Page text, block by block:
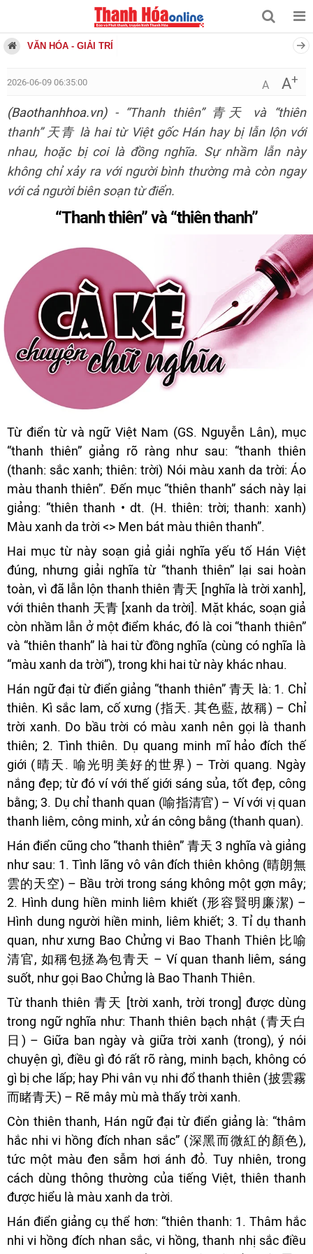
VĂN HÓA - GIẢI TRÍ
2026-06-09 06:35:00 A A+
(Baothanhhoa.vn)- “Thanh thiên” 青天 và “thiên
thanh” 天青 là hai từ Việt gốc Hán hay bị lẫn lộn với
nhau, hoặc bị coi là đồng nghĩa. Sự nhầm lẫn này
không chỉ xảy ra với người bình thường mà còn ngay
với cả người biên soạn từ điển.
“Thanh thiên” và “thiên thanh”
Từ điển từ và ngữ Việt Nam (GS. Nguyễn Lân), mục
“thanh thiên” giảng rõ ràng như sau: “thanh thiên
(thanh: sắc xanh; thiên: trời) Nói màu xanh da trời: Áo
màu thanh thiên”. Đến mục “thiên thanh” sách này lại
giảng: “thiên thanh • dt. (H. thiên: trời; thanh: xanh)
Màu xanh da trời <> Men bát màu thiên thanh”.
Hai mục từ này soạn giả giải nghĩa yếu tố Hán Việt
đúng, nhưng giải nghĩa từ “thanh thiên” lại sai hoàn
toàn, vì đã lẫn lộn thanh thiên 青天 [nghĩa là trời xanh],
với thiên thanh 天青 [xanh da trời]. Mặt khác, soạn giả
còn nhầm lẫn ở một điểm khác, đó là coi “thanh thiên”
và “thiên thanh” là hai từ đồng nghĩa (cùng có nghĩa là
“màu xanh da trời”), trong khi hai từ này khác nhau.
Hán ngữ đại từ điển giảng “thanh thiên” 青天 là: 1. Chỉ
thiên. Kì sắc lam, cố xưng (指天. 其色藍, 故稱) – Chỉ
trời xanh. Do bầu trời có màu xanh nên gọi là thanh
thiên; 2. Tình thiên. Dụ quang minh mĩ hảo đích thế
giới (晴天. 喻光明美好的世界) – Trời quang. Ngày
nắng đẹp; từ đó ví với thế giới sáng sủa, tốt đẹp, công
bằng; 3. Dụ chỉ thanh quan (喻指清官) – Ví với vị quan
thanh liêm, công minh, xử án công bằng (thanh quan).
Hán điển cũng cho “thanh thiên” 青天 3 nghĩa và giảng
như sau: 1. Tình lãng vô vân đích thiên không (晴朗無
雲的天空) – Bầu trời trong sáng không một gợn mây;
2. Hình dung hiền minh liêm khiết (形容賢明廉潔) –
Hình dung người hiền minh, liêm khiết; 3. Tỉ dụ thanh
quan, như xưng Bao Chửng vi Bao Thanh Thiên 比喻
清官, 如稱包拯為包青天 – Ví quan thanh liêm, sáng
suốt, như gọi Bao Chửng là Bao Thanh Thiên.
Từ thanh thiên 青天 [trời xanh, trời trong] được dùng
trong ngữ nghĩa như: Thanh thiên bạch nhật (青天白
日) – Giữa ban ngày và giữa trời xanh (trong), ý nói
chuyện gì, điều gì đó rất rõ ràng, minh bạch, không có
gì bị che lấp; hay Phi vân vụ nhi đổ thanh thiên (披雲霧
而睹青天) – Rẽ mây mù mà thấy trời xanh.
Còn thiên thanh, Hán ngữ đại từ điển giảng là: “thâm
hắc nhi vi hồng đích nhan sắc” (深黑而微紅的顏色),
tức một màu đen sẫm hơi ánh đỏ. Tuy nhiên, trong
cách dùng thông thường của tiếng Việt, thiên thanh
được hiểu là màu xanh da trời.
Hán điển giảng cụ thể hơn: “thiên thanh: 1. Thâm hắc
nhi vi hồng đích nhan sắc, vi hồng, thanh nhị sắc điều